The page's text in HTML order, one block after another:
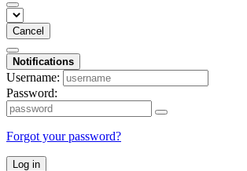
Cancel
Notifications
Username:
Password:
Forgot your password?
Log in